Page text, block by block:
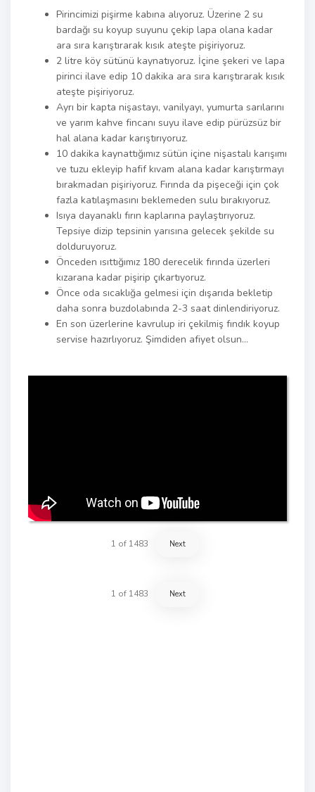
Pirincimizi pişirme kabına alıyoruz. Üzerine 2 su
bardağı su koyup suyunu çekip lapa olana kadar
ara sıra karıştırarak kısık ateşte pişiriyoruz.
2 litre köy sütünü kaynatıyoruz. İçine şekeri ve lapa
pirinci ilave edip 10 dakika ara sıra karıştırarak kısık
ateşte pişiriyoruz.
Ayrı bir kapta nişastayı, vanilyayı, yumurta sarılarını
ve yarım kahve fincanı suyu ilave edip pürüzsüz bir
hal alana kadar karıştırıyoruz.
10 dakika kaynattığımız sütün içine nişastalı karışımı
ve tuzu ekleyip hafif kıvam alana kadar karıştırmayı
bırakmadan pişiriyoruz. Fırında da pişeceği için çok
fazla katılaşmasını beklemeden sulu bırakıyoruz.
Isıya dayanaklı fırın kaplarına paylaştırıyoruz.
Tepsiye dizip tepsinin yarısına gelecek şekilde su
dolduruyoruz.
Önceden ısıttığımız 180 derecelik fırında üzerleri
kızarana kadar pişirip çıkartıyoruz.
Önce oda sıcaklığa gelmesi için dışarıda bekletip
daha sonra buzdolabında 2-3 saat dinlendiriyoruz.
En son üzerlerine kavrulup iri çekilmiş fındık koyup
servise hazırlıyoruz. Şimdiden afiyet olsun…
1 of 1483 Next
1 of 1483 Next